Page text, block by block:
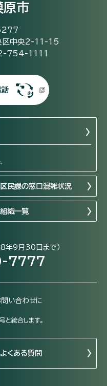
原市
区中央2-11-15
754-1111
話
区民課の窓口混雑状況
組織一覧
8年9月30日まで）
7777
問い合わせに
統合します。
よくある質問